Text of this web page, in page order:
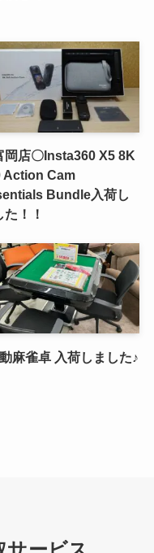
岡店〇Insta360 X5 8K
Action Cam
Bundle入荷し
た！！
麻雀卓 入荷しました♪